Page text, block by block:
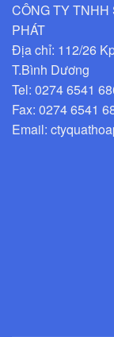
CÔNG TY TNHH
PHÁT
Địa chỉ: 112/26
T.Bình Dương
Tel: 0274 6541
Fax: 0274 6541
Email: